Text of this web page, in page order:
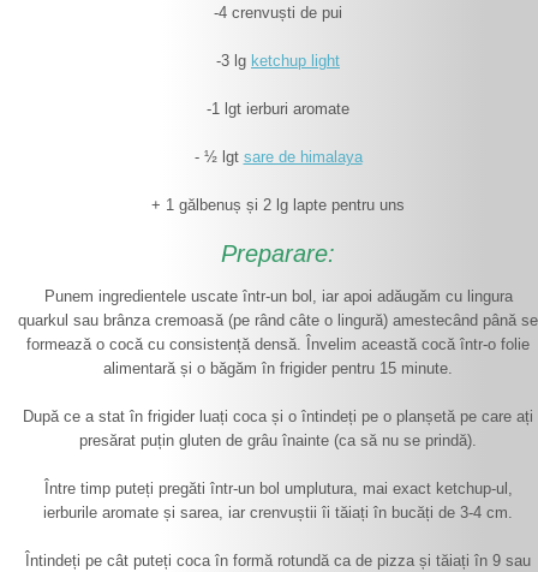
-4 crenvuști de pui
-3 lg ketchup light
-1 lgt ierburi aromate
- ½ lgt sare de himalaya
+ 1 gălbenuș și 2 lg lapte pentru uns
Preparare:
Punem ingredientele uscate într-un bol, iar apoi adăugăm cu lingura
quarkul sau brânza cremoasă (pe rând câte o lingură) amestecând până se
formează o cocă cu consistență densă. Învelim această cocă într-o folie
alimentară și o băgăm în frigider pentru 15 minute.
După ce a stat în frigider luați coca și o întindeți pe o planșetă pe care ați
presărat puțin gluten de grâu înainte (ca să nu se prindă).
Între timp puteți pregăti într-un bol umplutura, mai exact ketchup-ul,
ierburile aromate și sarea, iar crenvuștii îi tăiați în bucăți de 3-4 cm.
Întindeți pe cât puteți coca în formă rotundă ca de pizza și tăiați în 9 sau